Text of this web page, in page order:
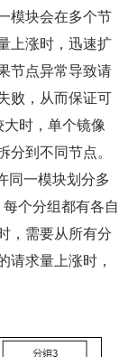
模块会在多个节
上涨时，迅速扩
节点异常导致请
败，从而保证可
时，单个镜像
到不同节点。
同一模块划分多
个分组都有各自
，需要从所有分
请求量上涨时，